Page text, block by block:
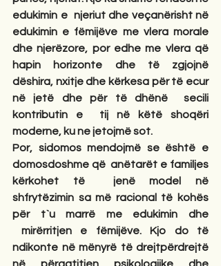
edukimin e  njeriut dhe veçanërisht në
edukimin e fëmijëve me vlera morale
dhe njerëzore, por edhe me vlera që
hapin horizonte dhe të zgjojnë
dëshira, nxitje dhe kërkesa për të ecur
në jetë dhe për të dhënë  secili
kontributin e  tij në këtë shoqëri
moderne, ku ne jetojmë sot.
Por, sidomos mendojmë se është e
domosdoshme që  anëtarët e familjes
kërkohet të  jenë model në
shfrytëzimin sa më racional të kohës
për t`u marrë me edukimin dhe
mirërritjen e fëmijëve. Kjo do të
ndikonte në mënyrë të drejtpërdrejtë